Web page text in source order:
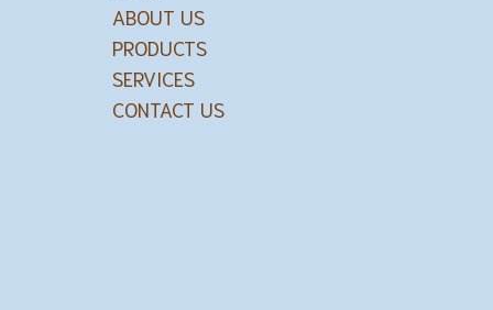
ABOUT US
PRODUCTS
SERVICES
CONTACT US